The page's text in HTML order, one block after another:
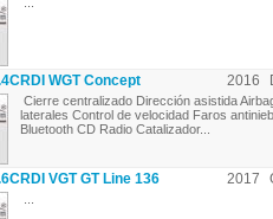
WGT Concept 2016
Cierre centralizado Dirección asistida
laterales Control de velocidad Faros
Bluetooth CD Radio Catalizador...
VGT GT Line 136 2017